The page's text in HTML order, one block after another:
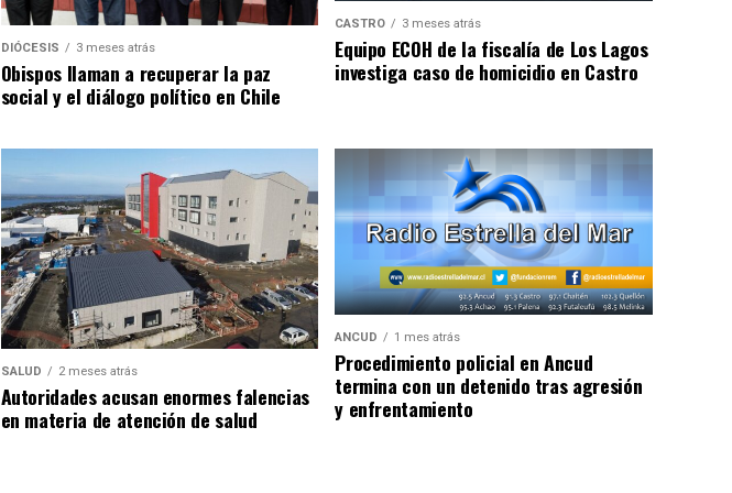
DIÓCESIS 3 meses atrás
Obispos llaman a recuperar la paz
social y el diálogo político en Chile
CASTRO 3 meses atrás
Equipo ECOH de la fiscalía de Los Lagos
investiga caso de homicidio en Castro
SALUD 2 meses atrás
Autoridades acusan enormes falencias
en materia de atención de salud
ANCUD 1 mes atrás
Procedimiento policial en Ancud
termina con un detenido tras agresión
y enfrentamiento